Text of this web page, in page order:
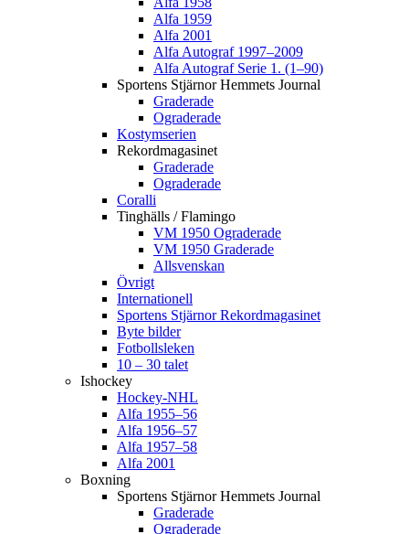
Alfa 1959
Alfa 2001
Alfa Autograf 1997–2009
Alfa Autograf Serie 1. (1–90)
Sportens Stjärnor Hemmets Journal
Graderade
Ograderade
Kostymserien
Rekordmagasinet
Graderade
Ograderade
Coralli
Tinghälls / Flamingo
VM 1950 Ograderade
VM 1950 Graderade
Allsvenskan
Övrigt
Internationell
Sportens Stjärnor Rekordmagasinet
Byte bilder
Fotbollsleken
10 – 30 talet
Ishockey
Hockey-NHL
Alfa 1955–56
Alfa 1956–57
Alfa 1957–58
Alfa 2001
Boxning
Sportens Stjärnor Hemmets Journal
Graderade
Ograderade